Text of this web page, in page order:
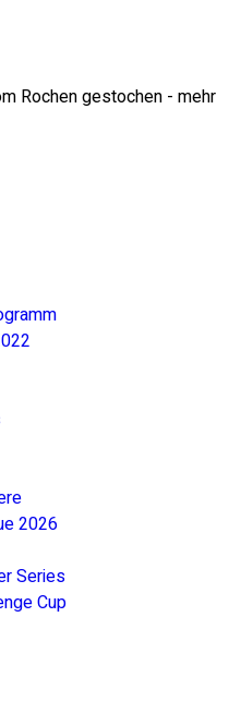
Rochen gestochen - mehr
2026
Series
Cup